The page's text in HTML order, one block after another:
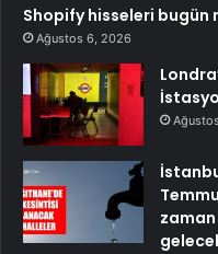
Shopify hisseleri bugün
Ağustos 6, 2026